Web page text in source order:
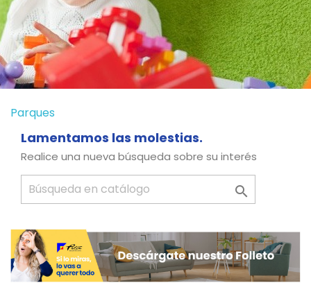
Parques
Lamentamos las molestias.
Realice una nueva búsqueda sobre su interés
